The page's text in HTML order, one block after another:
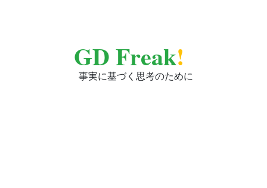
GD Freak!
事実に基づく思考のために